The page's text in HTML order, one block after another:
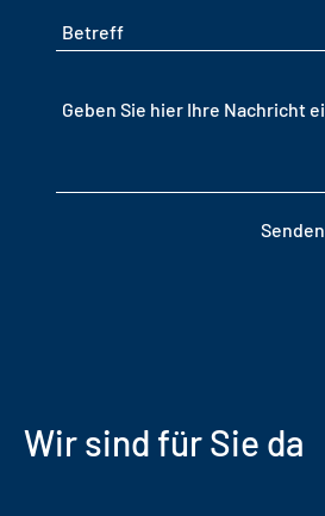
Senden
Wir sind für Sie da